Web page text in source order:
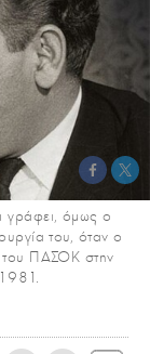
γράφει, όμως ο
του, όταν ο
του ΠΑΣΟΚ στην